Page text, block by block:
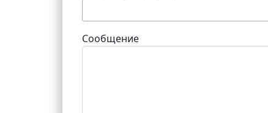
Сообщение